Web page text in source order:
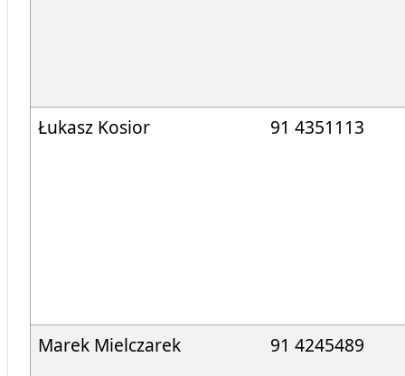
Łukasz Kosior 91 4351113
Marek Mielczarek 91 4245489